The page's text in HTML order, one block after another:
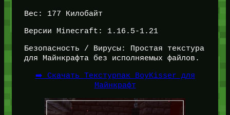
Вес: 177 Килобайт
Версии Minecraft: 1.16.5-1.21
Безопасность / Вирусы: Простая текстура
для Майнкрафта без исполняемых файлов.
➡️ Скачать Текстурпак BoyKisser для
Майнкрафт